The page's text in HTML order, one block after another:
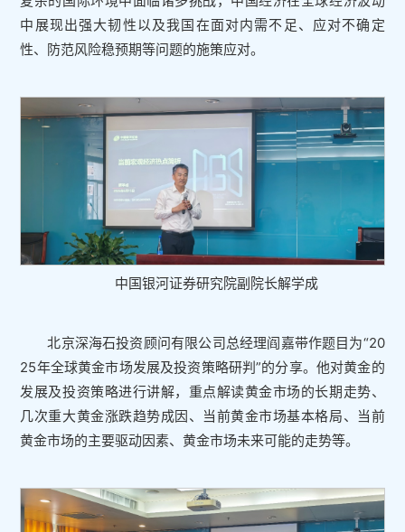
中展现出强大韧性以及我国在面对内需不足、应对不确定
性、防范风险稳预期等问题的施策应对。
中国银河证券研究院副院长解学成
北京深海石投资顾问有限公司总经理阎嘉带作题目为“20
25年全球黄金市场发展及投资策略研判”的分享。他对黄金的
发展及投资策略进行讲解，重点解读黄金市场的长期走势、
几次重大黄金涨跌趋势成因、当前黄金市场基本格局、当前
黄金市场的主要驱动因素、黄金市场未来可能的走势等。